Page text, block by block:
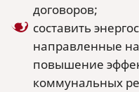
договоров;
составить
направленные
повышение
коммунальных